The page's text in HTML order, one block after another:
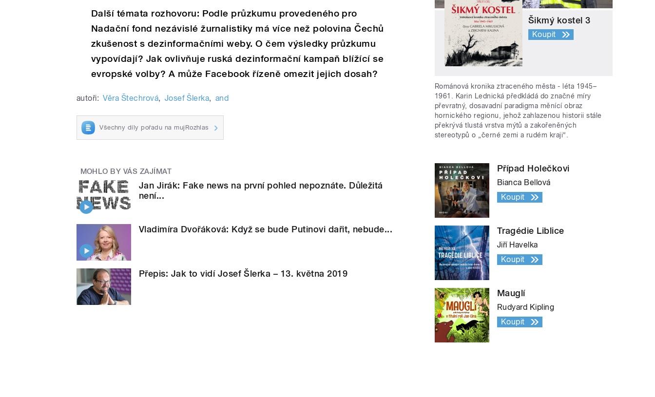
Další témata rozhovoru: Podle průzkumu provedeného pro
Nadační fond nezávislé žurnalistiky má více než polovina Čechů
zkušenost s dezinformačními weby. O čem výsledky průzkumu
vypovídají? Jak ovlivňuje ruská dezinformační kampaň blížící se
evropské volby? A může Facebook řízeně omezit jejich dosah?
autoři: Věra Štechrová, Josef Šlerka, and
Všechny díly pořadu na mujRozhlas
MOHLO BY VÁS ZAJÍMAT
Jan Jirák: Fake news na první pohled nepoznáte. Důležitá
není...
Vladimíra Dvořáková: Když se bude Putinovi dařit, nebude...
Přepis: Jak to vidí Josef Šlerka – 13. května 2019
Šikmý kostel 3
Koupit
Románová kronika ztraceného města - léta 1945–
1961. Karin Lednická předkládá do značné míry
převratný, dosavadní paradigma měnící obraz
hornického regionu, jehož zahlazenou historii stále
překrývá tlustá vrstva mýtů a zakořeněných
stereotypů o „černé zemi a rudém kraji“.
Případ Holečkovi
Bianca Bellová
Koupit
Tragédie Liblice
Jiří Havelka
Koupit
Mauglí
Rudyard Kipling
Koupit